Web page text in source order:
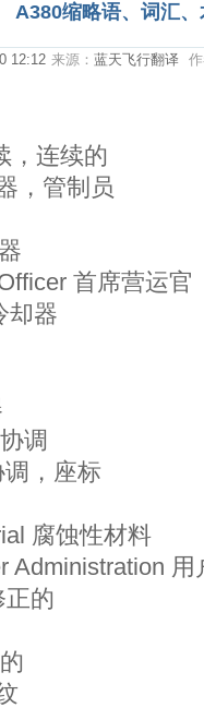
A380缩略语、词汇、
12:12 来源： 蓝天飞行翻译
，连续的
，管制员
首席营运官
却器
调
，座标
腐蚀性材料
Administration
的